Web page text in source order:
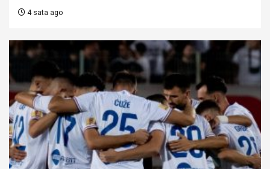
4 sata ago